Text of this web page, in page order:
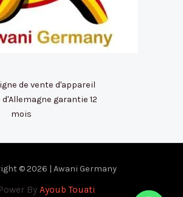
de vente d'appareil
garantie 12
mois
© 2026 | Awani Germany
Power By Ayoub Touati